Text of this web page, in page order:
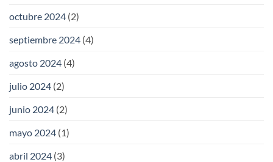
octubre 2024 (2)
septiembre 2024 (4)
agosto 2024 (4)
julio 2024 (2)
junio 2024 (2)
mayo 2024 (1)
abril 2024 (3)